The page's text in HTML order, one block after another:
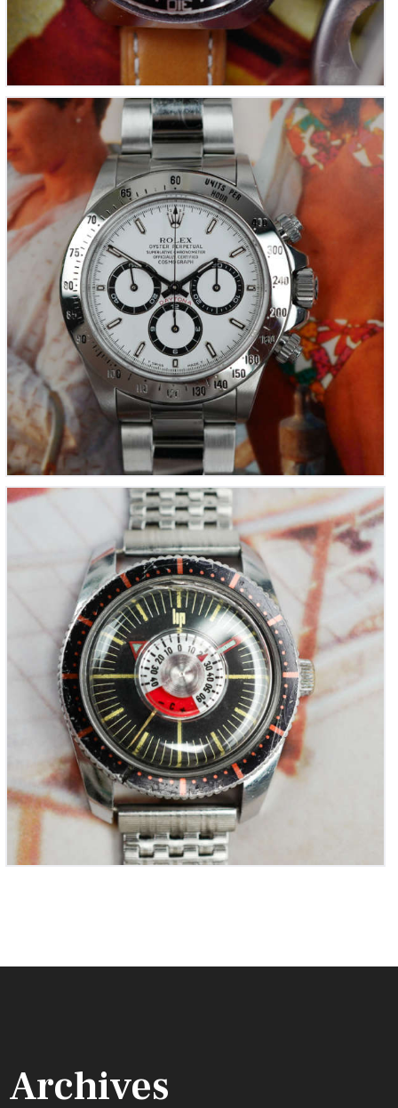
ROLEX Daytona « Zénith » – Réf. 16520 – Série S –
Cadran Blanc (Vintage 1993)
22,000 00€
LIP Thermo-Nautic « Skin Diver Thermomètre »
(Vintage 1980)
880 00€
Archives